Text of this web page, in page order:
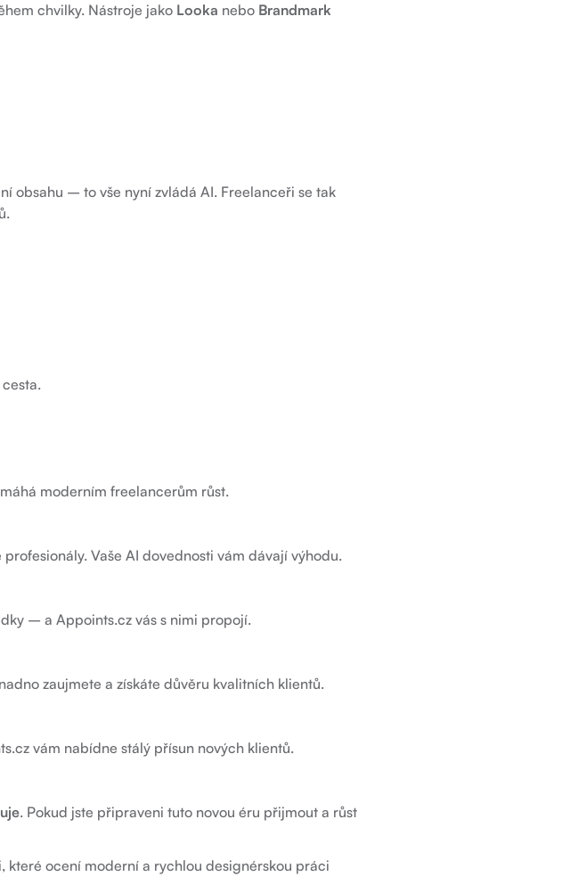
chvilky. Nástroje jako Looka nebo Brandmark
obsahu – to vše nyní zvládá AI. Freelanceři se tak
moderním freelancerům růst.
Vaše AI dovednosti vám dávají výhodu.
– a Appoints.cz vás s nimi propojí.
zaujmete a získáte důvěru kvalitních klientů.
vám nabídne stálý přísun nových klientů.
. Pokud jste připraveni tuto novou éru přijmout a růst
které ocení moderní a rychlou designérskou práci